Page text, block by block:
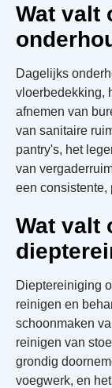
Wat valt
Dagelijks
vloerbedekking,
afnemen van
van sanitaire
pantry's, het
van
een consistente,
Wat valt
Dieptereiniging
reinigen en
schoonmaken
reinigen van
grondig
voegwerk, en